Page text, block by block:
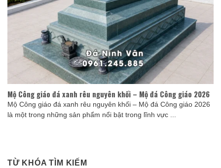
Mộ Công giáo đá xanh rêu nguyên khối – Mộ đá Công giáo 2026
Mộ Công giáo đá xanh rêu nguyên khối – Mộ đá Công giáo 2026
là một trong những sản phẩm nổi bật trong lĩnh vực ...
TỪ KHÓA TÌM KIẾM